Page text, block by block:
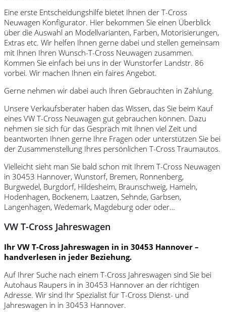
Eine erste Entscheidungshilfe bietet Ihnen der T-Cross
Neuwagen Konfigurator. Hier bekommen Sie einen Überblick
über die Auswahl an Modellvarianten, Farben, Motorisierungen,
Extras etc. Wir helfen Ihnen gerne dabei und stellen gemeinsam
mit Ihnen Ihren Wunsch-T-Cross Neuwagen zusammen.
Kommen Sie einfach bei uns in der Wunstorfer Landstr. 86
vorbei. Wir machen Ihnen ein faires Angebot.
Gerne nehmen wir dabei auch Ihren Gebrauchten in Zahlung.
Unsere Verkaufsberater haben das Wissen, das Sie beim Kauf
eines VW T-Cross Neuwagen gut gebrauchen können. Dazu
nehmen sie sich für das Gespräch mit Ihnen viel Zeit und
beantworten Ihnen gerne Ihre Fragen oder unterstützen Sie bei
der Zusammenstellung Ihres persönlichen T-Cross Traumautos.
Vielleicht sieht man Sie bald schon mit Ihrem T-Cross Neuwagen
in 30453 Hannover, Wunstorf, Bremen, Ronnenberg,
Burgwedel, Burgdorf, Hildesheim, Braunschweig, Hameln,
Hodenhagen, Bockenem, Laatzen, Sehnde, Garbsen,
Langenhagen, Wedemark, Magdeburg oder oder…
VW T-Cross Jahreswagen
Ihr VW T-Cross Jahreswagen in in 30453 Hannover –
handverlesen in jeder Beziehung.
Auf Ihrer Suche nach einem T-Cross Jahreswagen sind Sie bei
Autohaus Raupers in in 30453 Hannover an der richtigen
Adresse. Wir sind Ihr Spezialist für T-Cross Dienst- und
Jahreswagen in in 30453 Hannover.